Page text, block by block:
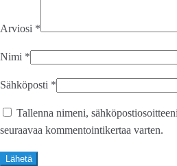
Arviosi *
Nimi *
Sähköposti *
Tallenna nimeni,
seuraavaa kommentointikertaa varten.